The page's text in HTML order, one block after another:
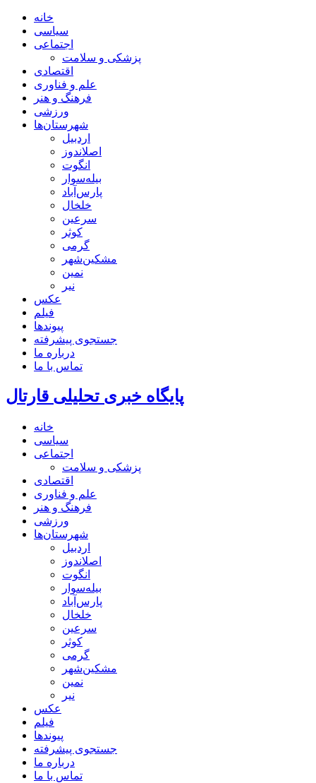
خانه
سیاسی
اجتماعی
پزشکی و سلامت
اقتصادی
علم و فناوری
فرهنگ و هنر
ورزشی
شهرستان‌ها
اردبیل
اصلاندوز
انگوت
بیله‌سوار
پارس‌آباد
خلخال
سرعین
کوثر
گرمی
مشکین‌شهر
نمین
نیر
عکس
فیلم
پیوندها
جستجوی پیشرفته
درباره ما
تماس با ما
پایگاه خبری تحلیلی قارتال
خانه
سیاسی
اجتماعی
پزشکی و سلامت
اقتصادی
علم و فناوری
فرهنگ و هنر
ورزشی
شهرستان‌ها
اردبیل
اصلاندوز
انگوت
بیله‌سوار
پارس‌آباد
خلخال
سرعین
کوثر
گرمی
مشکین‌شهر
نمین
نیر
عکس
فیلم
پیوندها
جستجوی پیشرفته
درباره ما
تماس با ما